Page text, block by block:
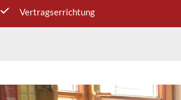
Vertragserrichtung